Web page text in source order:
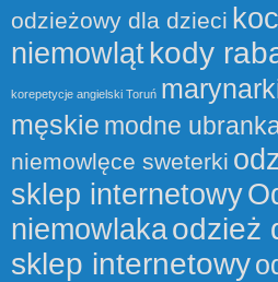
odzieżowy dla dzieci
niemowląt kody
korepetycje angielski Toruń
męskie modne
niemowlęce sweterki
sklep internetowy
niemowlakaodzież
sklep internetowy